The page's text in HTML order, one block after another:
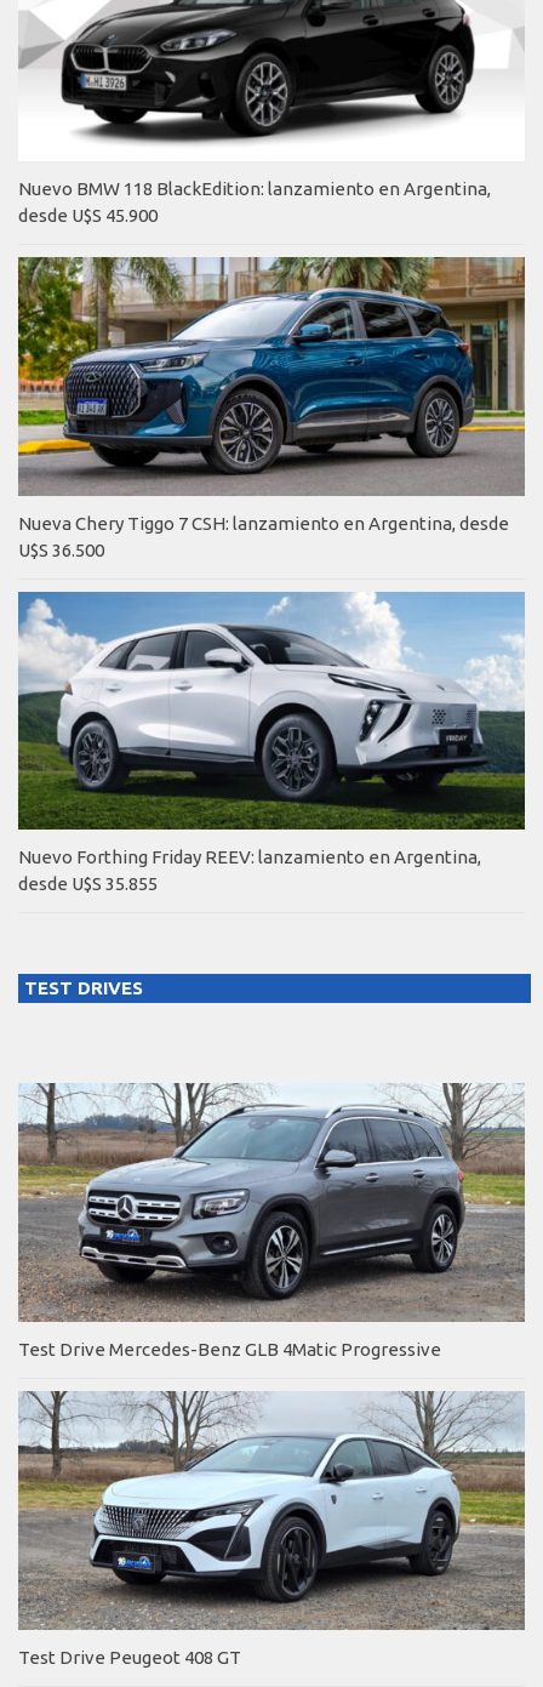
Nuevo BMW 118 BlackEdition: lanzamiento en Argentina,
desde U$S 45.900
Nueva Chery Tiggo 7 CSH: lanzamiento en Argentina, desde
U$S 36.500
Nuevo Forthing Friday REEV: lanzamiento en Argentina,
desde U$S 35.855
TEST DRIVES
Test Drive Mercedes-Benz GLB 4Matic Progressive
Test Drive Peugeot 408 GT